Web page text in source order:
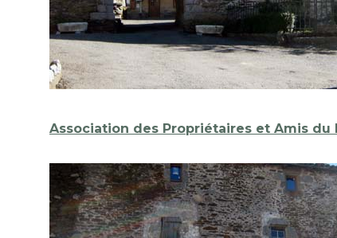
Association des Propriétaires et Amis du